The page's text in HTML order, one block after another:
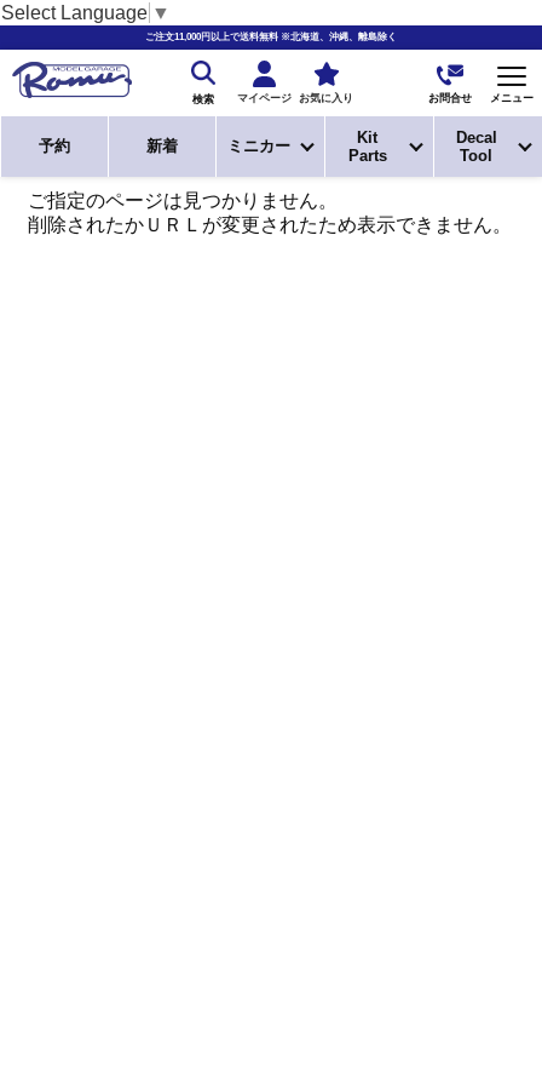
Select Language ▼
ご注文11,000円以上で送料無料 ※北海道、沖縄、離島除く
検索 マイページ お気に入り お問合せ メニュー
予約 新着 ミニカー
Kit
Parts
Decal
Tool
ご指定のページは見つかりません。
削除されたかＵＲＬが変更されたため表示できません。